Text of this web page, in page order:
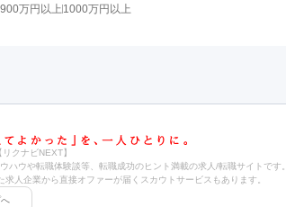
900万円以上 1000万円以上
クナビNEXT】
ウや転職体験談等、転職成功のヒント満載の求人/転職サイトです。
人企業から直接オファーが届くスカウトサービスもあります。